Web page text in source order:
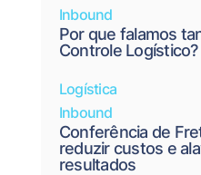
Inbound
Por que falamos
Controle Logístico?
Logística
Inbound
Conferência de
reduzir custos e
resultados